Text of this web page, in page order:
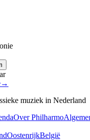
→
muziek in Nederland
Over Philharmo
OostenrijkBelgië